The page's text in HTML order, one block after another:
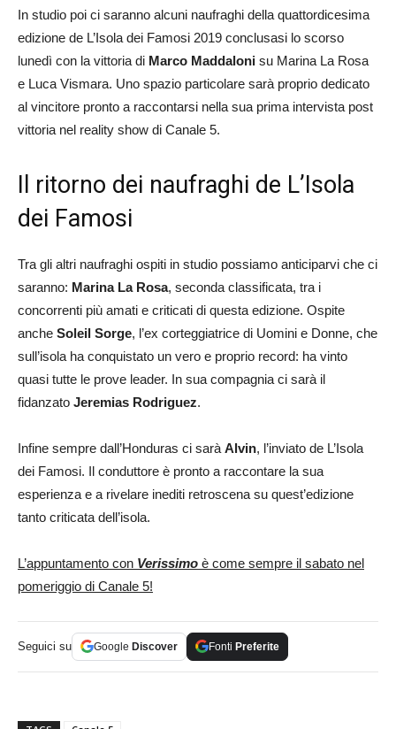
In studio poi ci saranno alcuni naufraghi della quattordicesima
edizione de L’Isola dei Famosi 2019 conclusasi lo scorso
lunedì con la vittoria di Marco Maddaloni su Marina La Rosa
e Luca Vismara. Uno spazio particolare sarà proprio dedicato
al vincitore pronto a raccontarsi nella sua prima intervista post
vittoria nel reality show di Canale 5.
Il ritorno dei naufraghi de L’Isola
dei Famosi
Tra gli altri naufraghi ospiti in studio possiamo anticiparvi che ci
saranno: Marina La Rosa, seconda classificata, tra i
concorrenti più amati e criticati di questa edizione. Ospite
anche Soleil Sorge, l’ex corteggiatrice di Uomini e Donne, che
sull’isola ha conquistato un vero e proprio record: ha vinto
quasi tutte le prove leader. In sua compagnia ci sarà il
fidanzato Jeremias Rodriguez.
Infine sempre dall’Honduras ci sarà Alvin, l’inviato de L’Isola
dei Famosi. Il conduttore è pronto a raccontare la sua
esperienza e a rivelare inediti retroscena su quest’edizione
tanto criticata dell’isola.
L’appuntamento con Verissimo è come sempre il sabato nel
pomeriggio di Canale 5!
Seguici su Google Discover Fonti Preferite